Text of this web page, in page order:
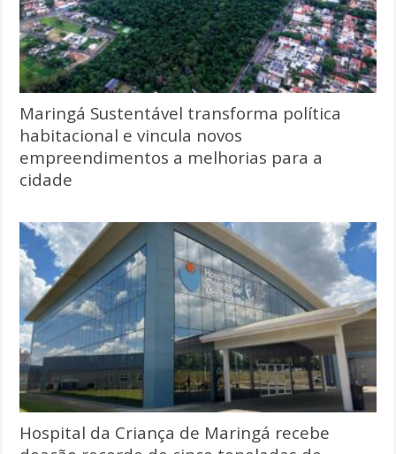
Maringá Sustentável transforma política
habitacional e vincula novos
empreendimentos a melhorias para a
cidade
Hospital da Criança de Maringá recebe